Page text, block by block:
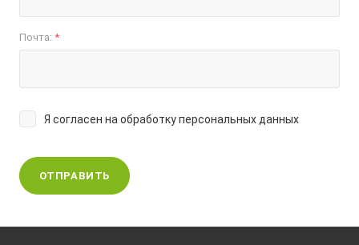
Почта: *
Я согласен на обработку персональных данных
ОТПРАВИТЬ